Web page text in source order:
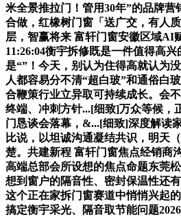
米全景推拉门！管用30年”的品牌
合做，红橡树门窗「送广交，有人
层，智赢将来 富轩门窗安徽区域AI
11:26:04衡宇拆修既是一件值得高
是“”！今天，别认为住得高就认为
人都容易分不清“超白玻”和通俗白
合鞭策行业立异取可持续成长。会
终端、冲刺方针...[细致]万众等候，
门恳谈会落幕，&...[细致]深度解读
比说，以坦诚沟通凝结共识，明天
楚。共建新程 富轩门窗焦点经销商
高端总部会所设想的焦点命题东莞
想到窗户的隔音性、密封保温性还
这个正在家拆门窗赛道中悄悄兴起
搞定衡宇采光、隔音取节能问题